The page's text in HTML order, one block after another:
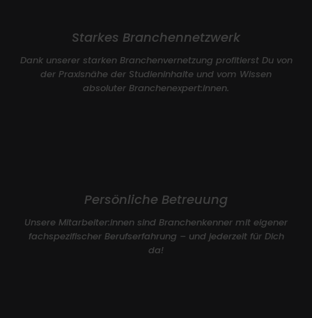
Starkes Branchennetzwerk
Dank unserer starken Branchenvernetzung profitierst Du von
der Praxisnähe der Studieninhalte und vom Wissen
absoluter Branchenexpert:innen.
Persönliche Betreuung
Unsere Mitarbeiter:innen sind Branchenkenner mit eigener
fachspezifischer Berufserfahrung – und jederzeit für Dich
da!